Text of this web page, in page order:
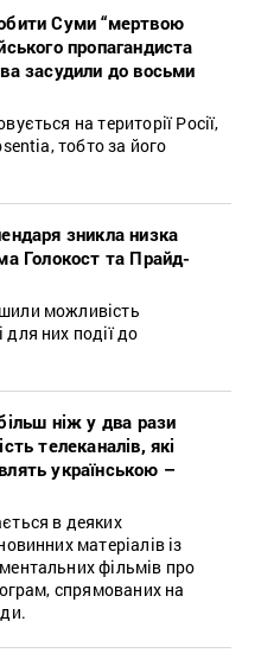
Суми “мертвою
пропагандиста
засудили до восьми
на території Росії,
тобто за його
зникла низка
Голокост та Прайд-
можливість
них події до
ніж у два рази
телеканалів, які
українською –
в деяких
матеріалів із
фільмів про
спрямованих на